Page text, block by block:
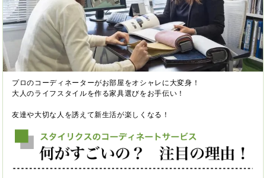
プロのコーディネーターがお部屋をオシャレに大変身！
大人のライフスタイルを作る家具選びをお手伝い！
友達や大切な人を誘えて新生活が楽しくなる！